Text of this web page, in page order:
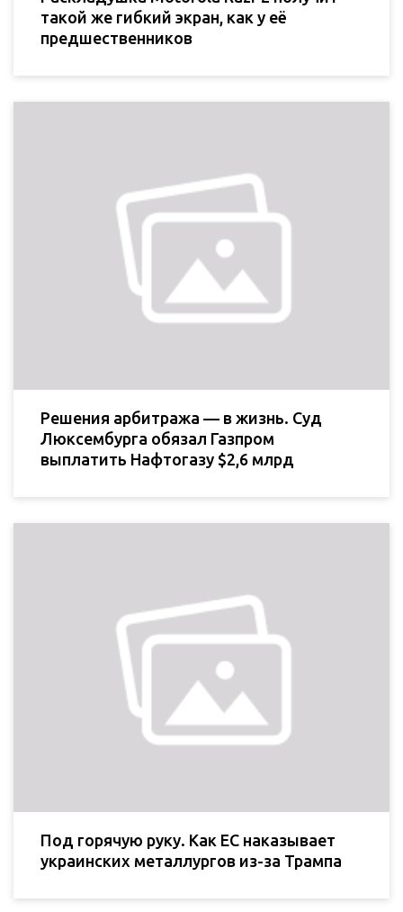
такой же гибкий экран, как у её
предшественников
Решения арбитража — в жизнь. Суд
Люксембурга обязал Газпром
выплатить Нафтогазу $2,6 млрд
Под горячую руку. Как ЕС наказывает
украинских металлургов из-за Трампа